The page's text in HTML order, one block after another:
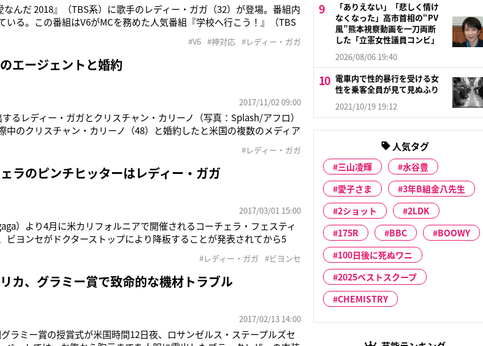
んだ 2018』（TBS系）に歌手のレディー・ガガ（32）が登場。番組内
いる。この番組はV6がMCを務めた人気番組『学校へ行こう！』（TBS
主張」内に登場した高校生・浅井健良くん。引っ込み思案な性格を変
#V6 #神対応 #レディー・ガガ
エージェントと婚約
2017/11/02 09:00
るレディー・ガガとクリスチャン・カリーノ（写真：Splash/アフロ）
中のクリスチャン・カリーノ（48）と婚約したと米国の複数のメディア
Weeklyによるとカリーノは今夏、ガガの父親と会い、結婚の許しを得
#レディー・ガガ
ラのピンチヒッターはレディー・ガガ
2017/03/01 15:00
）より4月に米カリフォルニアで開催されるコーチェラ・フェスティ
ビヨンセがドクターストップにより降板することが発表されてから5
でシェアし、「砂漠でレッツ・パーティ！」とフォロワーた
#レディー・ガガ #ビヨンセ
カ、グラミー賞で致命的な機材トラブル
2017/02/13 14:00
ラミー賞の授賞式が米国時間12日夜、ロサンゼルス・ステープルズセ
「ありえない」「悲しく情け
なくなった」高市首相の“PV
風”熊本視察動画を一刀両断
した「立憲女性議員コンビ」
2026/08/06 19:40
電車内で性的暴行を受ける女
性を乗客全員が見て見ぬふり
2021/10/19 19:12
人気タグ
三山凌輝
水谷豊
愛子さま
3年B組金八先生
2ショット
2LDK
175R
BBC
BOOWY
100日後に死ぬワニ
2025ベストスクープ
CHEMISTRY